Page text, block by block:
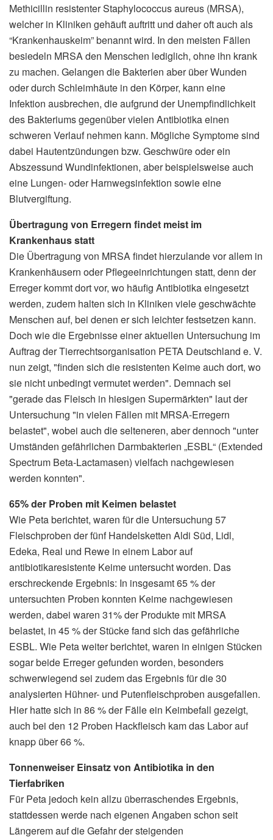
Methicillin resistenter Staphylococcus aureus (MRSA),
welcher in Kliniken gehäuft auftritt und daher oft auch als
“Krankenhauskeim” benannt wird. In den meisten Fällen
besiedeln MRSA den Menschen lediglich, ohne ihn krank
zu machen. Gelangen die Bakterien aber über Wunden
oder durch Schleimhäute in den Körper, kann eine
Infektion ausbrechen, die aufgrund der Unempfindlichkeit
des Bakteriums gegenüber vielen Antibiotika einen
schweren Verlauf nehmen kann. Mögliche Symptome sind
dabei Hautentzündungen bzw. Geschwüre oder ein
Abszessund Wundinfektionen, aber beispielsweise auch
eine Lungen- oder Harnwegsinfektion sowie eine
Blutvergiftung.
Übertragung von Erregern findet meist im
Krankenhaus statt
Die Übertragung von MRSA findet hierzulande vor allem in
Krankenhäusern oder Pflegeeinrichtungen statt, denn der
Erreger kommt dort vor, wo häufig Antibiotika eingesetzt
werden, zudem halten sich in Kliniken viele geschwächte
Menschen auf, bei denen er sich leichter festsetzen kann.
Doch wie die Ergebnisse einer aktuellen Untersuchung im
Auftrag der Tierrechtsorganisation PETA Deutschland e. V.
nun zeigt, "finden sich die resistenten Keime auch dort, wo
sie nicht unbedingt vermutet werden". Demnach sei
"gerade das Fleisch in hiesigen Supermärkten" laut der
Untersuchung "in vielen Fällen mit MRSA-Erregern
belastet", wobei auch die selteneren, aber dennoch "unter
Umständen gefährlichen Darmbakterien „ESBL“ (Extended
Spectrum Beta-Lactamasen) vielfach nachgewiesen
werden konnten".
65% der Proben mit Keimen belastet
Wie Peta berichtet, waren für die Untersuchung 57
Fleischproben der fünf Handelsketten Aldi Süd, Lidl,
Edeka, Real und Rewe in einem Labor auf
antibiotikaresistente Keime untersucht worden. Das
erschreckende Ergebnis: In insgesamt 65 % der
untersuchten Proben konnten Keime nachgewiesen
werden, dabei waren 31% der Produkte mit MRSA
belastet, in 45 % der Stücke fand sich das gefährliche
ESBL. Wie Peta weiter berichtet, waren in einigen Stücken
sogar beide Erreger gefunden worden, besonders
schwerwiegend sei zudem das Ergebnis für die 30
analysierten Hühner- und Putenfleischproben ausgefallen.
Hier hatte sich in 86 % der Fälle ein Keimbefall gezeigt,
auch bei den 12 Proben Hackfleisch kam das Labor auf
knapp über 66 %.
Tonnenweiser Einsatz von Antibiotika in den
Tierfabriken
Für Peta jedoch kein allzu überraschendes Ergebnis,
stattdessen werde nach eigenen Angaben schon seit
Längerem auf die Gefahr der steigenden